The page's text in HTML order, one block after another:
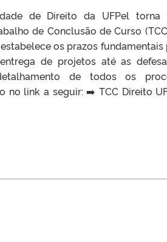
de Direito da UFPel
de Conclusão de Curso
os prazos fundamentais
de projetos até as
de todos os
link a seguir: ➡️ TCC Direito